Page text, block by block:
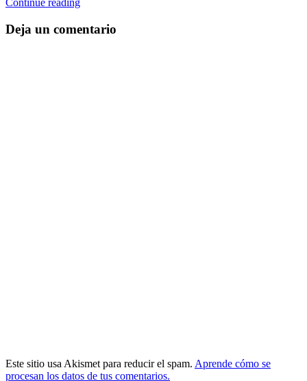
Deja un comentario
Este sitio usa Akismet para reducir el spam. Aprende cómo se
procesan los datos de tus comentarios.